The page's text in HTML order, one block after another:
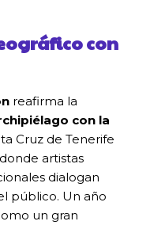
con
reafirma la
con la
Cruz de Tenerife
artistas
dialogan
público. Un año
un gran